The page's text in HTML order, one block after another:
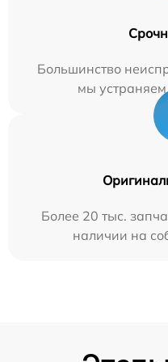
Большинство
мы устраняем
Более 20 тыс.
наличии на